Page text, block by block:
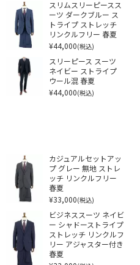
スリムスリーピースス
ーツ ダークブルー ス
トライプ ストレッチ
リンクルフリー 春夏
¥44,000(税込)
スリーピース スーツ
ネイビー ストライプ
ウール混 春夏
¥44,000(税込)
カジュアルセットアッ
プ グレー 無地 ストレ
ッチ リンクルフリー
春夏
¥33,000(税込)
ビジネススーツ ネイビ
ー シャドーストライプ
ストレッチ リンクルフ
リー アジャスター付き
春夏